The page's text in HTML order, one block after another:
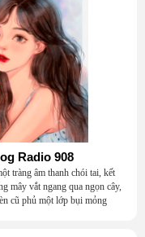
Radio 908
tràng âm thanh chói tai, kết
mây vắt ngang qua ngọn cây,
cũ phủ một lớp bụi mỏng